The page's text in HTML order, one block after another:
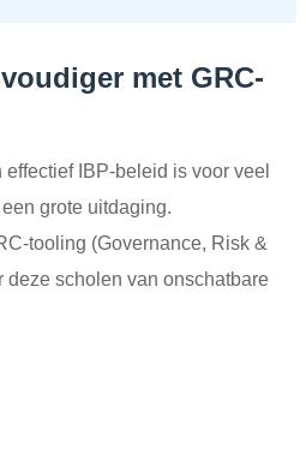
met GRC-
IBP-beleid is voor veel
grote uitdaging.
tooling (Governance, Risk &
deze scholen van onschatbare